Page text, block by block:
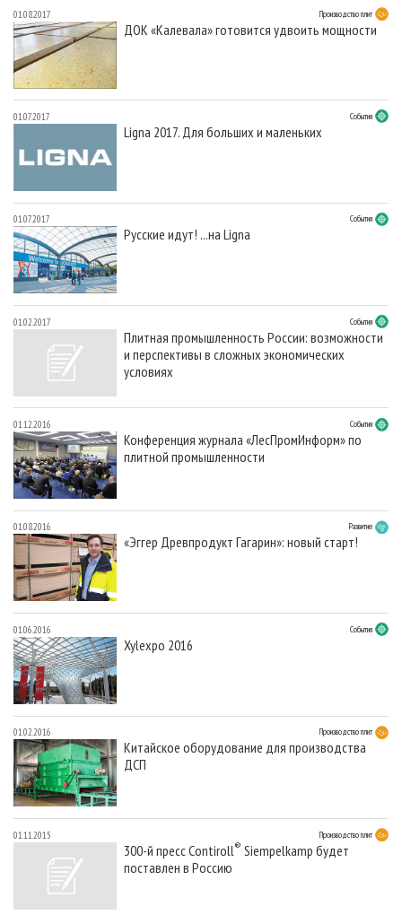
01.08.2017 Производство плит
ДОК «Калевала» готовится удвоить мощности
01.07.2017 События
Ligna 2017. Для больших и маленьких
01.07.2017 События
Русские идут! ...на Ligna
01.02.2017 События
Плитная промышленность России: возможности
и перспективы в сложных экономических
условиях
01.12.2016 События
Конференция журнала «ЛесПромИнформ» по
плитной промышленности
01.08.2016 Развитие
«Эггер Древпродукт Гагарин»: новый старт!
01.06.2016 События
Xylexpo 2016
01.02.2016 Производство плит
Китайское оборудование для производства
ДСП
01.11.2015 Производство плит
300-й пресс Contiroll® Siempelkamp будет
поставлен в Россию